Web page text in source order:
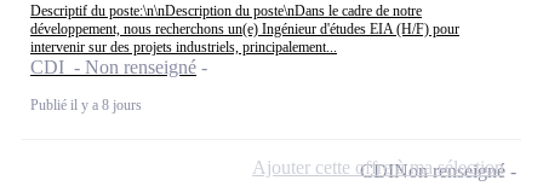
Descriptif du poste:\n\nDescription du poste\nDans le cadre de notre
développement, nous recherchons un(e) Ingénieur d'études EIA (H/F) pour
intervenir sur des projets industriels, principalement...
CDI - Non renseigné
Publié il y a 8 jours
CDINon renseigné
Ajouter cette offre à ma sélection